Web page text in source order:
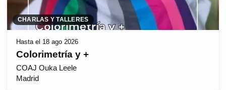
CHARLAS Y TALLERES
Hasta el 18 ago 2026
Colorimetría y +
COAJ Ouka Leele
Madrid